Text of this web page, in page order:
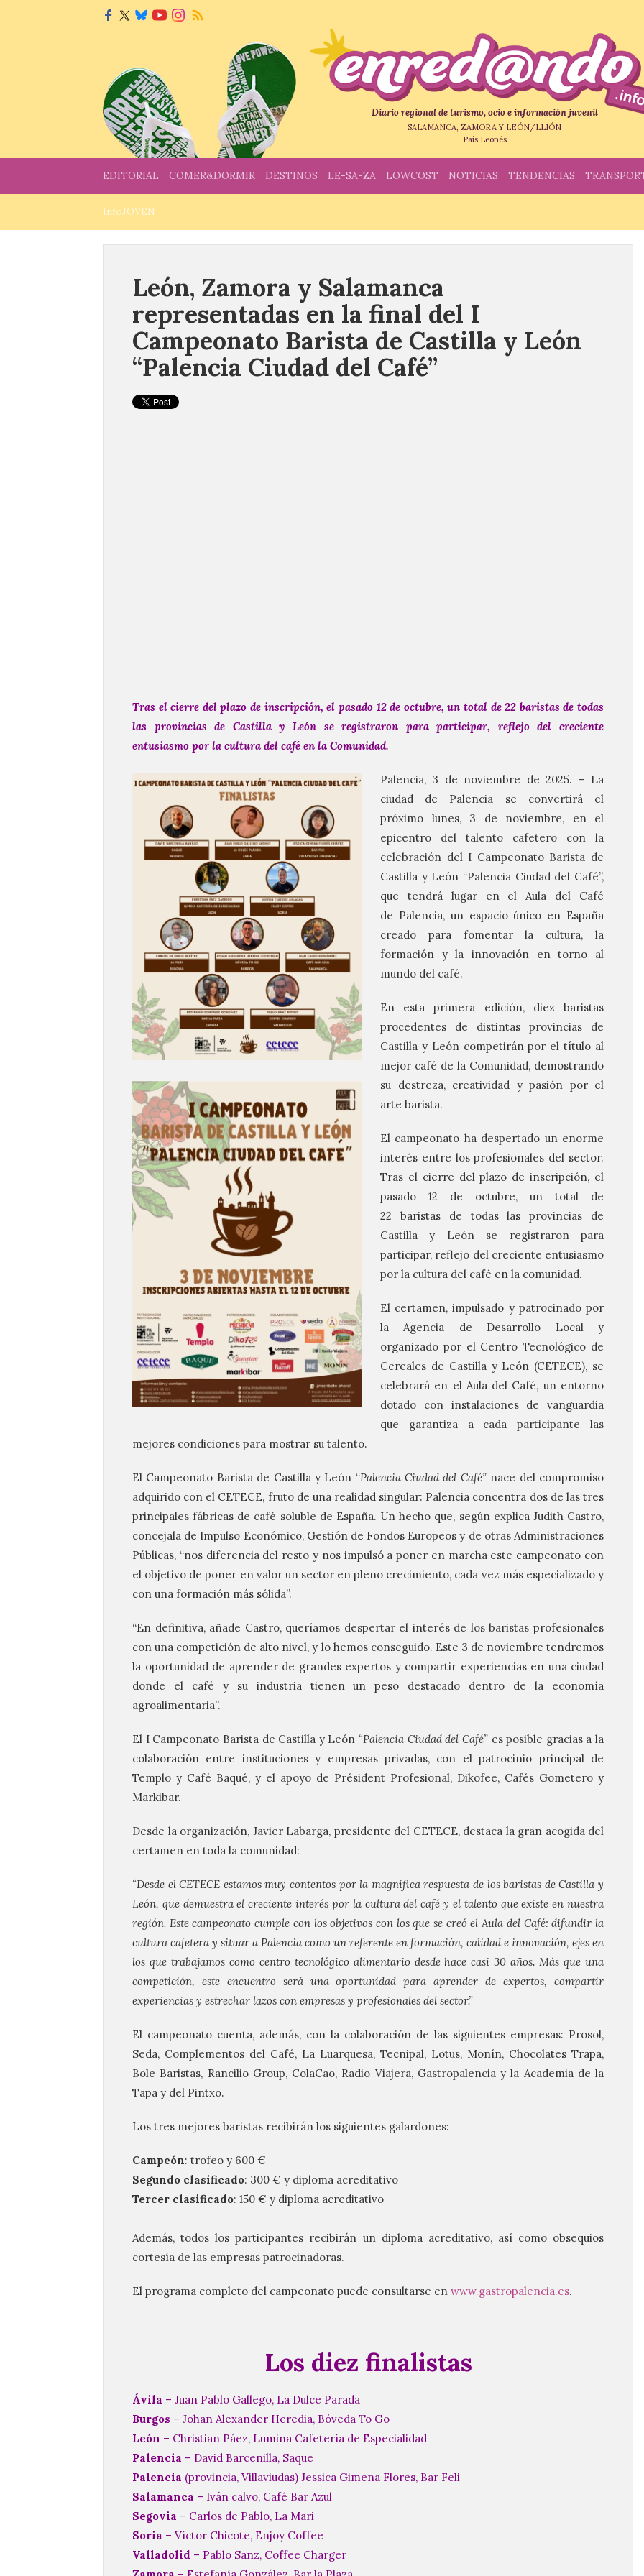
Diario regional de turismo, ocio e información juvenil
SALAMANCA, ZAMORA Y LEÓN/LLIÓN
País Leonés
EDITORIAL COMER&DORMIR DESTINOS LE-SA-ZA LOWCOST NOTICIAS TENDENCIAS
InfoJOVEN
León, Zamora y Salamanca
representadas en la final del I
Campeonato Barista de Castilla y León
“Palencia Ciudad del Café”
Tras el cierre del plazo de inscripción, el pasado 12 de octubre, un total de 22 baristas de todas
las provincias de Castilla y León se registraron para participar, reflejo del creciente
entusiasmo por la cultura del café en la Comunidad.
Palencia, 3 de noviembre de 2025. – La
ciudad de Palencia se convertirá el
próximo lunes, 3 de noviembre, en el
epicentro del talento cafetero con la
celebración del I Campeonato Barista de
Castilla y León “Palencia Ciudad del Café”,
que tendrá lugar en el Aula del Café
de Palencia, un espacio único en España
creado para fomentar la cultura, la
formación y la innovación en torno al
mundo del café.
En esta primera edición, diez baristas
procedentes de distintas provincias de
Castilla y León competirán por el título al
mejor café de la Comunidad, demostrando
su destreza, creatividad y pasión por el
arte barista.
El campeonato ha despertado un enorme
interés entre los profesionales del sector.
Tras el cierre del plazo de inscripción, el
pasado 12 de octubre, un total de
22 baristasde todas las provincias de
Castilla y León se registraron para
participar, reflejo del creciente entusiasmo
por la cultura del café en la comunidad.
El certamen, impulsado y patrocinado por
la Agencia de Desarrollo Local y
organizado por el Centro Tecnológico de
Cereales de Castilla y León (CETECE), se
celebrará en el Aula del Café, un entorno
dotado con instalaciones de vanguardia
que garantiza a cada participante las
mejores condiciones para mostrar su talento.
El Campeonato Baristade Castilla y León “PalenciaCiudad del Café”nace del compromiso
adquirido con el CETECE, fruto de una realidad singular: Palencia concentra dos de las tres
principales fábricas de café soluble de España. Un hecho que, según explica Judith Castro,
concejala de Impulso Económico, Gestión de Fondos Europeos y de otras Administraciones
Públicas, “nos diferencia del resto y nos impulsó a poner en marcha este campeonato con
el objetivo de poner en valor un sector en pleno crecimiento, cada vez más especializado y
con una formación más sólida”.
“En definitiva, añade Castro, queríamos despertar el interés de losbaristas profesionales
con una competición de alto nivel, y lo hemos conseguido. Este 3 de noviembre tendremos
la oportunidad de aprender de grandes expertos y compartir experiencias en una ciudad
donde el café y su industria tienen un peso destacado dentro de la economía
agroalimentaria”.
El I Campeonato Baristade Castilla y León “Palencia Ciudad del Café”es posible gracias a la
colaboración entre instituciones y empresas privadas, con el patrocinio principal de
Templo y Café Baqué, y el apoyo de Président Profesional, Dikofee, Cafés Gometero y
Markibar.
Desde la organización, Javier Labarga, presidente del CETECE, destaca la gran acogida del
certamen en toda la comunidad:
“Desde el CETECE estamos muy contentos por la magnífica respuesta de losbaristas de Castilla y
León, que demuestra el creciente interés por la cultura del café y el talento que existe en nuestra
región. Este campeonato cumple con los objetivos con los que se creó el Aula del Café: difundir la
cultura cafetera y situar a Palencia como un referente en formación, calidad e innovación, ejes en
los que trabajamos como centro tecnológico alimentario desde hace casi 30 años. Más que una
competición, este encuentro será una oportunidad para aprender de expertos, compartir
experiencias y estrechar lazos con empresas y profesionales del sector.”
El campeonato cuenta, además, con la colaboración de las siguientes empresas: Prosol,
Seda, Complementos del Café, La Luarquesa, Tecnipal, Lotus, Monín, Chocolates Trapa,
Bole Baristas, Rancilio Group, ColaCao, Radio Viajera, Gastropalencia y la Academia de la
Tapa y del Pintxo.
Los tres mejores baristas recibirán los siguientes galardones:
Campeón: trofeo y 600 €
Segundo clasificado: 300 € y diploma acreditativo
Tercer clasificado: 150 € y diploma acreditativo
Además, todos los participantes recibirán un diploma acreditativo, así como obsequios
cortesía de las empresas patrocinadoras.
El programa completo del campeonato puede consultarse en www.gastropalencia.es.
Los diez finalistas
Ávila – Juan Pablo Gallego, La Dulce Parada
Burgos – Johan Alexander Heredia, Bóveda To Go
León – Christian Páez, Lumina Cafetería de Especialidad
Palencia – David Barcenilla, Saque
Palencia (provincia, Villaviudas) Jessica Gimena Flores, Bar Feli
Salamanca – Iván calvo, Café Bar Azul
Segovia – Carlos de Pablo, La Mari
Soria – Víctor Chicote, Enjoy Coffee
Valladolid – Pablo Sanz, Coffee Charger